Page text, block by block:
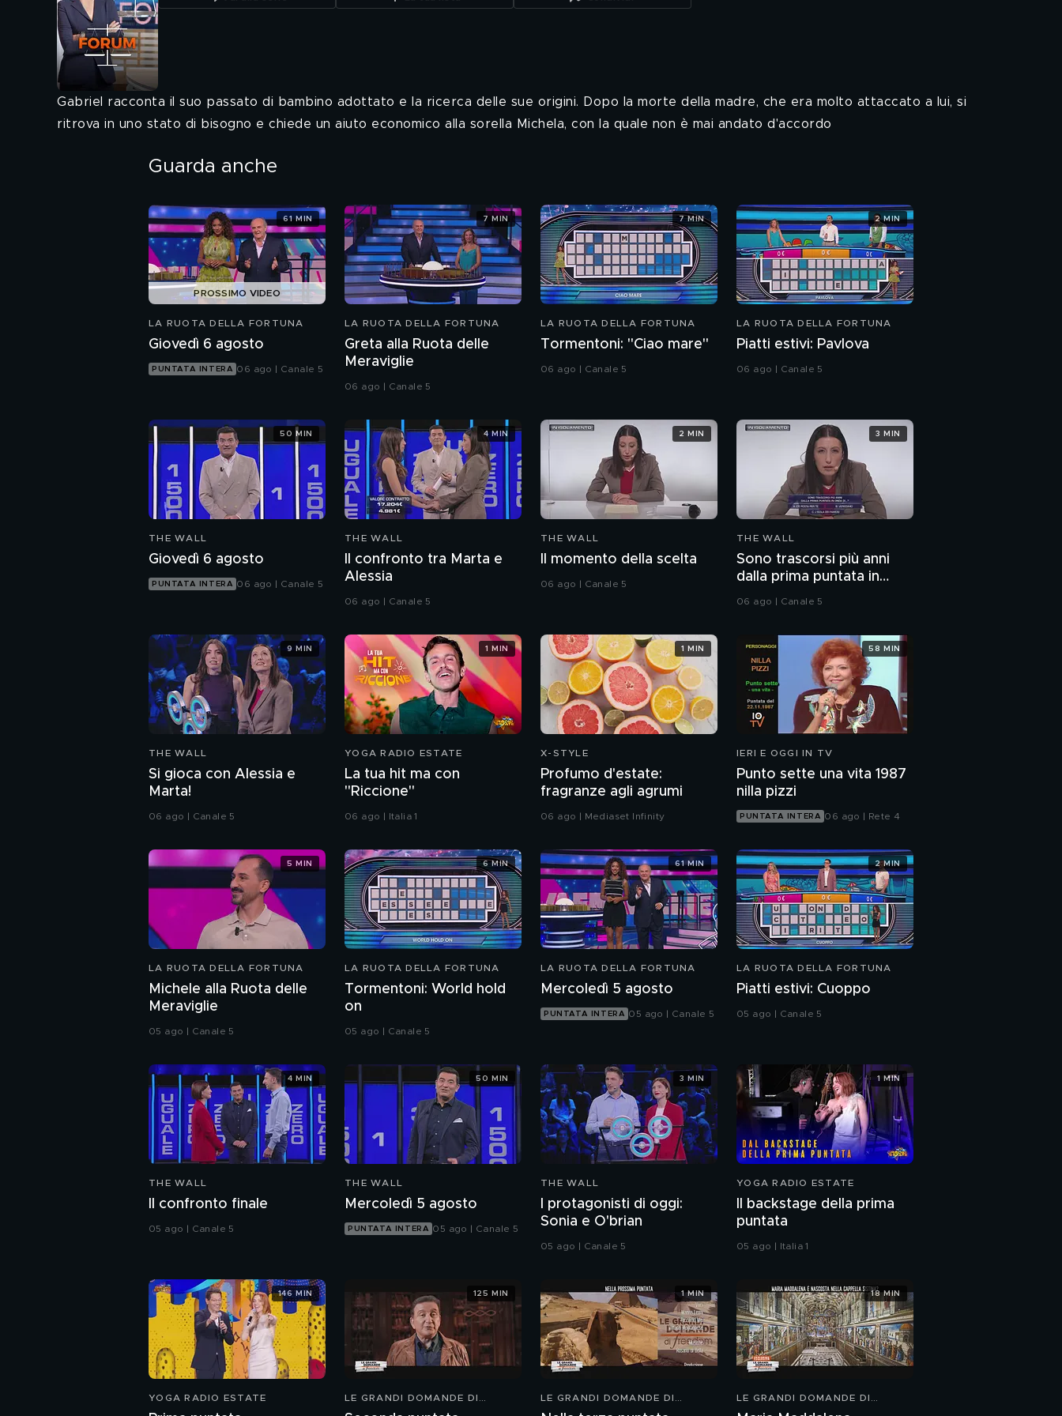
Gabriel racconta il suo passato di bambino adottato e la ricerca delle sue origini. Dopo la morte della madre, che era molto attaccato a lui, si
ritrova in uno stato di bisogno e chiede un aiuto economico alla sorella Michela, con la quale non è mai andato d'accordo
Guarda anche
PROSSIMO VIDEO
LA RUOTA DELLA FORTUNA
Giovedì 6 agosto
PUNTATA INTERA 06 ago | Canale 5
61 MIN
LA RUOTA DELLA FORTUNA
Greta alla Ruota delle
Meraviglie
06 ago | Canale 5
7 MIN
LA RUOTA DELLA FORTUNA
Tormentoni: "Ciao mare"
06 ago | Canale 5
7 MIN
LA RUOTA DELLA FORTUNA
Piatti estivi: Pavlova
06 ago | Canale 5
2 MIN
THE WALL
Giovedì 6 agosto
PUNTATA INTERA 06 ago | Canale 5
50 MIN
THE WALL
Il confronto tra Marta e
Alessia
06 ago | Canale 5
4 MIN
THE WALL
Il momento della scelta
06 ago | Canale 5
2 MIN
THE WALL
Sono trascorsi più anni
dalla prima puntata in
onda di...?
06 ago | Canale 5
3 MIN
THE WALL
Si gioca con Alessia e
Marta!
06 ago | Canale 5
9 MIN
YOGA RADIO ESTATE
La tua hit ma con
"Riccione"
06 ago | Italia 1
1 MIN
X-STYLE
Profumo d'estate:
fragranze agli agrumi
06 ago | Mediaset Infinity
1 MIN
IERI E OGGI IN TV
Punto sette una vita 1987
nilla pizzi
PUNTATA INTERA 06 ago | Rete 4
58 MIN
LA RUOTA DELLA FORTUNA
Michele alla Ruota delle
Meraviglie
05 ago | Canale 5
5 MIN
LA RUOTA DELLA FORTUNA
Tormentoni: World hold
on
05 ago | Canale 5
6 MIN
LA RUOTA DELLA FORTUNA
Mercoledì 5 agosto
PUNTATA INTERA 05 ago | Canale 5
61 MIN
LA RUOTA DELLA FORTUNA
Piatti estivi: Cuoppo
05 ago | Canale 5
2 MIN
THE WALL
Il confronto finale
05 ago | Canale 5
4 MIN
THE WALL
Mercoledì 5 agosto
PUNTATA INTERA 05 ago | Canale 5
50 MIN
THE WALL
I protagonisti di oggi:
Sonia e O'brian
05 ago | Canale 5
3 MIN
YOGA RADIO ESTATE
Il backstage della prima
puntata
05 ago | Italia 1
1 MIN
YOGA RADIO ESTATE
146 MIN
LE GRANDI DOMANDE DI
125 MIN
LE GRANDI DOMANDE DI
1 MIN
LE GRANDI DOMANDE DI
18 MIN